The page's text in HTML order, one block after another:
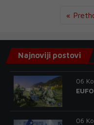
«
Najnoviji postovi
06
06